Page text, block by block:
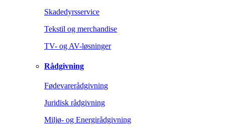
Skadedyrsservice
Tekstil og merchandise
TV- og AV-løsninger
Rådgivning
Fødevarerådgivning
Juridisk rådgivning
Miljø- og Energirådgivning